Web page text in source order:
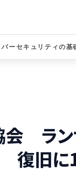
バーセキュリティの基
ラン
復旧に